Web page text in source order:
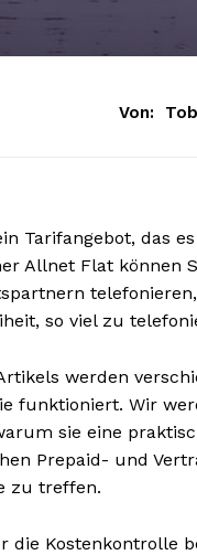
Von:
Tarifangebot, das
Allnet Flat können
so viel zu
werden
funktioniert. Wir
sie eine
Prepaid- und
zu treffen.
die Kostenkontrolle